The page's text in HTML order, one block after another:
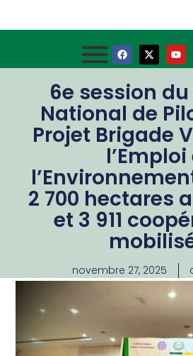
6e session
National de
Projet Brigade
l’Emploi
2 700 hectares
et 3 911
novembre 27, 2025